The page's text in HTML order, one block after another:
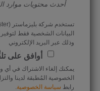
أحدث محتويات موارد
البيانات الشخصية فقط
وذلك عبر البريد الإلكتروني
أوافق على
يمكنك إلغاء الاشتراك في
الخصوصية المُطبقة لدينا
رابط سياسة الخصوصية.